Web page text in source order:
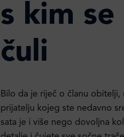
s kim
čuli
Bilo da je riječ o članu
prijatelju kojeg ste nedavno
sata je i više nego dovoljna